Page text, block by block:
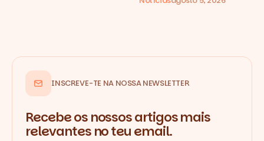
INSCREVE-TE NA NOSSA NEWSLETTER
Recebe os nossos artigos mais
relevantes no teu email.